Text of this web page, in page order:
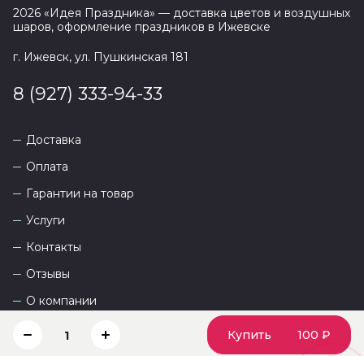
1 Купить 100 ₽
2026 «Идея Праздника» — доставка цветов и воздушных
шаров, оформление праздников в Ижевске
г. Ижевск, ул. Пушкинская 181
8 (927) 333-94-33
Доставка
Оплата
Гарантии на товар
Услуги
Контакты
Отзывы
О компании
DEVKOT